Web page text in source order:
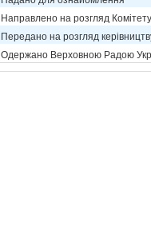
Направлено на розгляд Комітету
Передано на розгляд
Одержано Верховною Радою